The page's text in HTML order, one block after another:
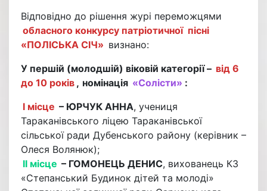
Відповідно до рішення журі переможцями
обласного конкурсу патріотичної пісні
«ПОЛІСЬКА СІЧ» визнано:
У першій (молодшій) віковій категорії – від 6
до 10 років , номінація «Солісти» :
І місце – ЮРЧУК АННА, учениця
Тараканівського ліцею Тараканівської
сільської ради Дубенського району (керівник –
Олеся Волянюк);
ІІ місце – ГОМОНЕЦЬ ДЕНИС, вихованець КЗ
«Степанський Будинок дітей та молоді»